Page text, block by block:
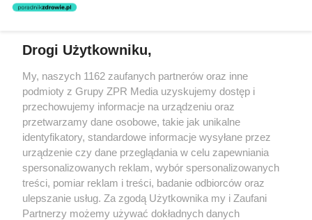
rozpowszechniany lub dalej rozpowszechniany w jakikolwiek sposób
(w tym także elektroniczny lub mechaniczny) na jakimkolwiek polu
eksploatacji w jakiejkolwiek formie, włącznie z umieszczaniem w
Internecie bez pisemnej zgody właściciela praw. Jakiekolwiek użycie
lub wykorzystanie utworów w całości lub w części z naruszeniem
prawa, tzn. bez właściwej zgody, jest zabronione pod groźbą kary i
może być ścigane prawnie.
Drogi Użytkowniku,
My, naszych 1162 zaufanych partnerów oraz inne
podmioty z Grupy ZPR Media uzyskujemy dostęp i
przechowujemy informacje na urządzeniu oraz
przetwarzamy dane osobowe, takie jak unikalne
identyfikatory, standardowe informacje wysyłane przez
urządzenie czy dane przeglądania w celu zapewniania
spersonalizowanych reklam, wybór spersonalizowanych
treści, pomiar reklam i treści, badanie odbiorców oraz
ulepszanie usług. Za zgodą Użytkownika my i Zaufani
Partnerzy możemy używać dokładnych danych